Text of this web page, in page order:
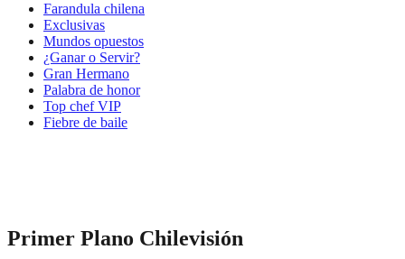
Farandula chilena
Exclusivas
Mundos opuestos
¿Ganar o Servir?
Gran Hermano
Palabra de honor
Top chef VIP
Fiebre de baile
Primer Plano Chilevisión